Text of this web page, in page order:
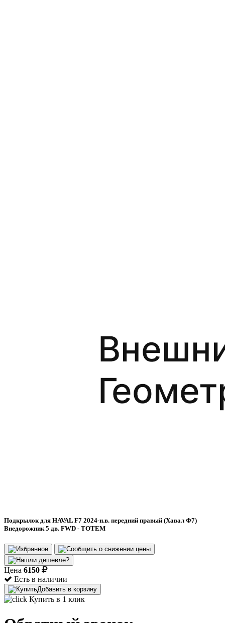
Подкрылок для HAVAL F7 2024-н.в. передний правый (Хавал Ф7)
Внедорожник 5 дв. FWD - TOTEM
Цена 6150
Есть в наличии
Добавить в корзину
Купить в 1 клик